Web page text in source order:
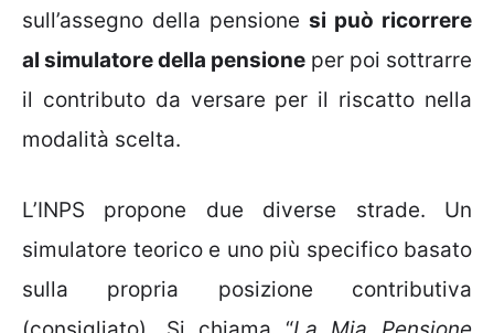
sull’assegno della pensione si può ricorrere
al simulatore della pensione per poi sottrarre
il contributo da versare per il riscatto nella
modalità scelta.
L’INPS propone due diverse strade. Un
simulatore teorico e uno più specifico basato
sulla propria posizione contributiva